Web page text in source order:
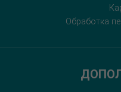
Обработка